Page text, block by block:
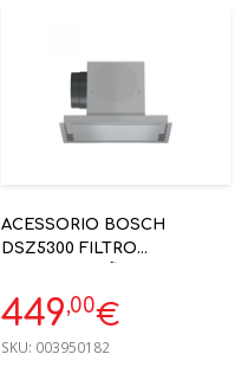
ACESSORIO BOSCH
DSZ5300 FILTRO
P/EXAUSTOR DID09T951
449,00€
SKU: 003950182